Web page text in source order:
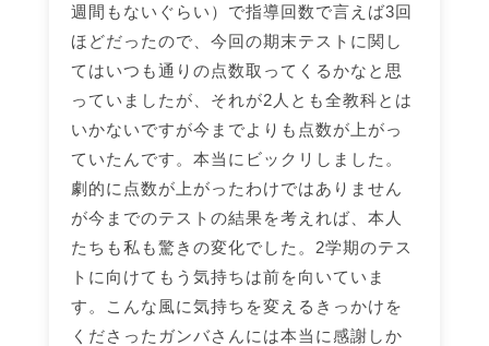
週間もないぐらい）で指導回数で言えば3回
ほどだったので、今回の期末テストに関し
てはいつも通りの点数取ってくるかなと思
っていましたが、それが2人とも全教科とは
いかないですが今までよりも点数が上がっ
ていたんです。本当にビックリしました。
劇的に点数が上がったわけではありません
が今までのテストの結果を考えれば、本人
たちも私も驚きの変化でした。2学期のテス
トに向けてもう気持ちは前を向いていま
す。こんな風に気持ちを変えるきっかけを
くださったガンバさんには本当に感謝しか